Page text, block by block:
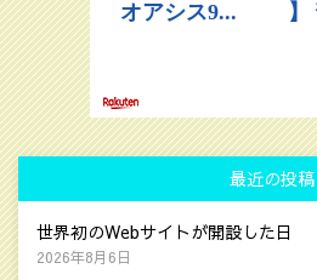
最近の投稿
世界初のWebサイトが開設した日
2026年8月6日